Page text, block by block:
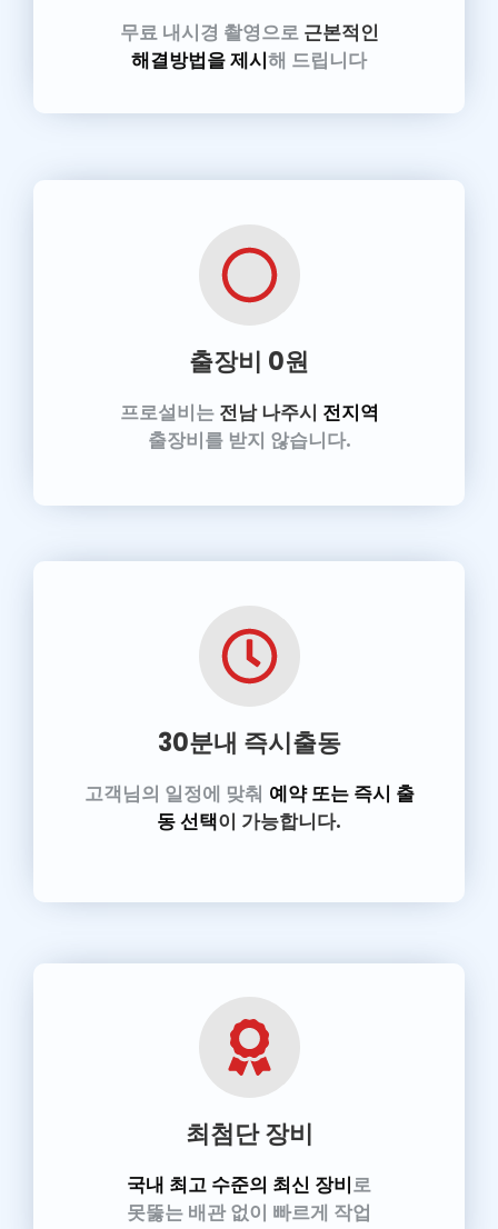
무료 내시경 촬영으로 근본적인
해결방법을 제시해 드립니다
출장비 0원
프로설비는 전남나주시 전지역
출장비를 받지 않습니다.
30분내 즉시출동
고객님의 일정에 맞춰 예약 또는 즉시 출
동 선택이 가능합니다.
최첨단 장비
국내 최고 수준의 최신 장비로
못뚫는 배관 없이 빠르게 작업